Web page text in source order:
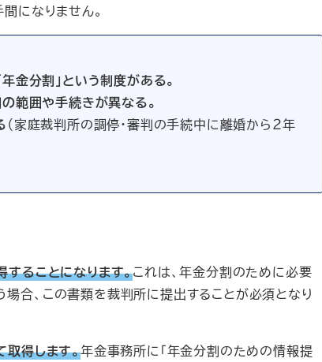
になりません。
金分割」という制度がある。
範囲や手続きが異なる。
（家庭裁判所の調停・審判の手続中に離婚から２年
することになります。これは、年金分割のために必要
合、この書類を裁判所に提出することが必須となり
取得します。年金事務所に「年金分割のための情報提